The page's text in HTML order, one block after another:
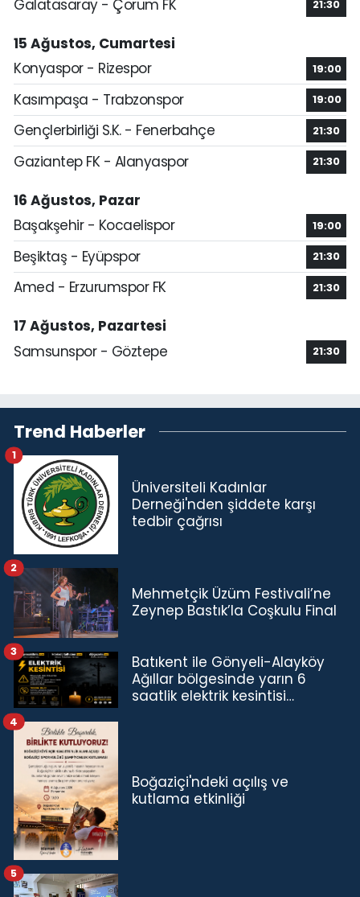
Galatasaray - Çorum FK 21:30
15 Ağustos, Cumartesi
Konyaspor - Rizespor
19:00
Kasımpaşa - Trabzonspor 19:00
Gençlerbirliği S.K. - Fenerbahçe 21:30
Gaziantep FK - Alanyaspor 21:30
16 Ağustos, Pazar
Başakşehir - Kocaelispor
19:00
Beşiktaş - Eyüpspor 21:30
Amed - Erzurumspor FK 21:30
17 Ağustos, Pazartesi
Samsunspor - Göztepe
21:30
Trend Haberler
Üniversiteli Kadınlar
Derneği'nden şiddete karşı
tedbir çağrısı
1
Mehmetçik Üzüm Festivali’ne
Zeynep Bastık’la Coşkulu Final
2
Batıkent ile Gönyeli-Alayköy
Ağıllar bölgesinde yarın 6
saatlik elektrik kesintisi…
3
Boğaziçi'ndeki açılış ve
kutlama etkinliği
4
5